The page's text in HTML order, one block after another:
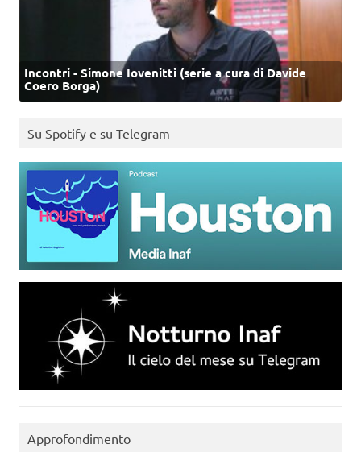
Incontri - Simone Iovenitti (serie a cura di Davide
Coero Borga)
Su Spotify e su Telegram
Approfondimento